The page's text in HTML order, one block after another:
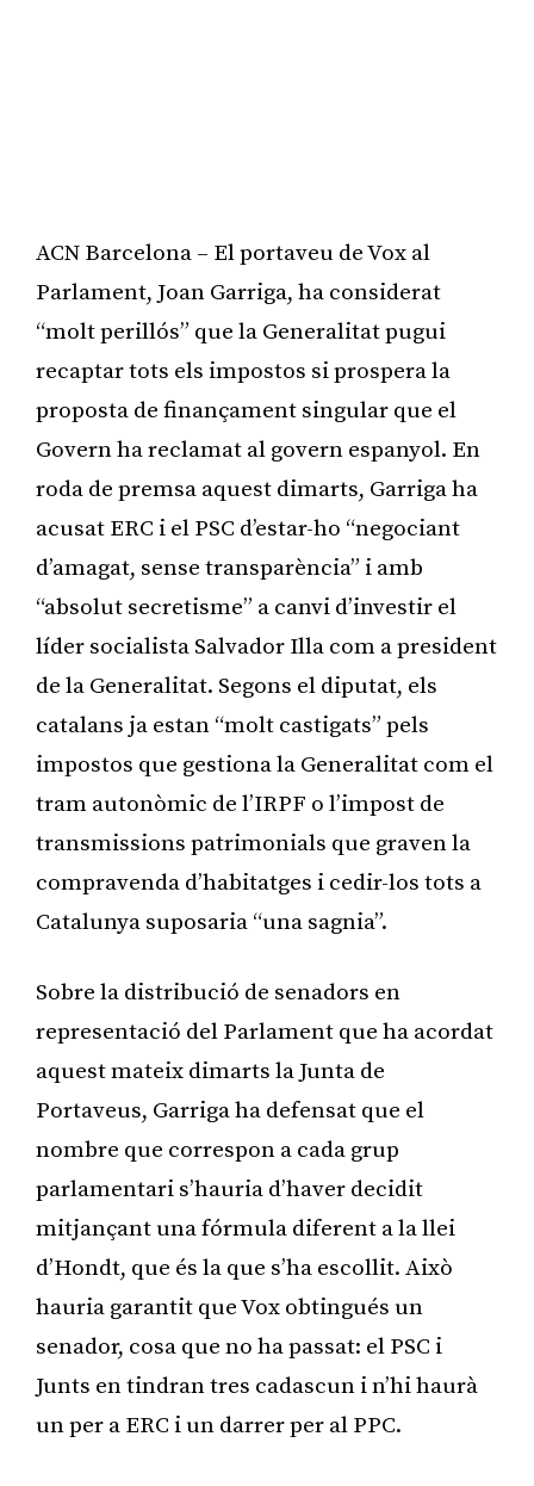
ACN Barcelona – El portaveu de Vox al
Parlament, Joan Garriga, ha considerat
“molt perillós” que la Generalitat pugui
recaptar tots els impostos si prospera la
proposta de finançament singular que el
Govern ha reclamat al govern espanyol. En
roda de premsa aquest dimarts, Garriga ha
acusat ERC i el PSC d’estar-ho “negociant
d’amagat, sense transparència” i amb
“absolut secretisme” a canvi d’investir el
líder socialista Salvador Illa com a president
de la Generalitat. Segons el diputat, els
catalans ja estan “molt castigats” pels
impostos que gestiona la Generalitat com el
tram autonòmic de l’IRPF o l’impost de
transmissions patrimonials que graven la
compravenda d’habitatges i cedir-los tots a
Catalunya suposaria “una sagnia”.
Sobre la distribució de senadors en
representació del Parlament que ha acordat
aquest mateix dimarts la Junta de
Portaveus, Garriga ha defensat que el
nombre que correspon a cada grup
parlamentari s’hauria d’haver decidit
mitjançant una fórmula diferent a la llei
d’Hondt, que és la que s’ha escollit. Això
hauria garantit que Vox obtingués un
senador, cosa que no ha passat: el PSC i
Junts en tindran tres cadascun i n’hi haurà
un per a ERC i un darrer per al PPC.